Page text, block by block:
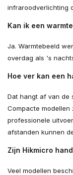
infraroodverlichting
Kan ik een
Ja. Warmtebeeld
overdag als 's
Hoe ver kan een
Dat hangt af van de
Compacte
professionele
afstanden kunnen
Zijn Hikmicro
Veel modellen